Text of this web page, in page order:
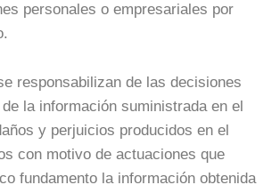
personales o empresariales por
responsabilizan de las decisiones
la información suministrada en el
y perjuicios producidos en el
con motivo de actuaciones que
fundamento la información obtenida